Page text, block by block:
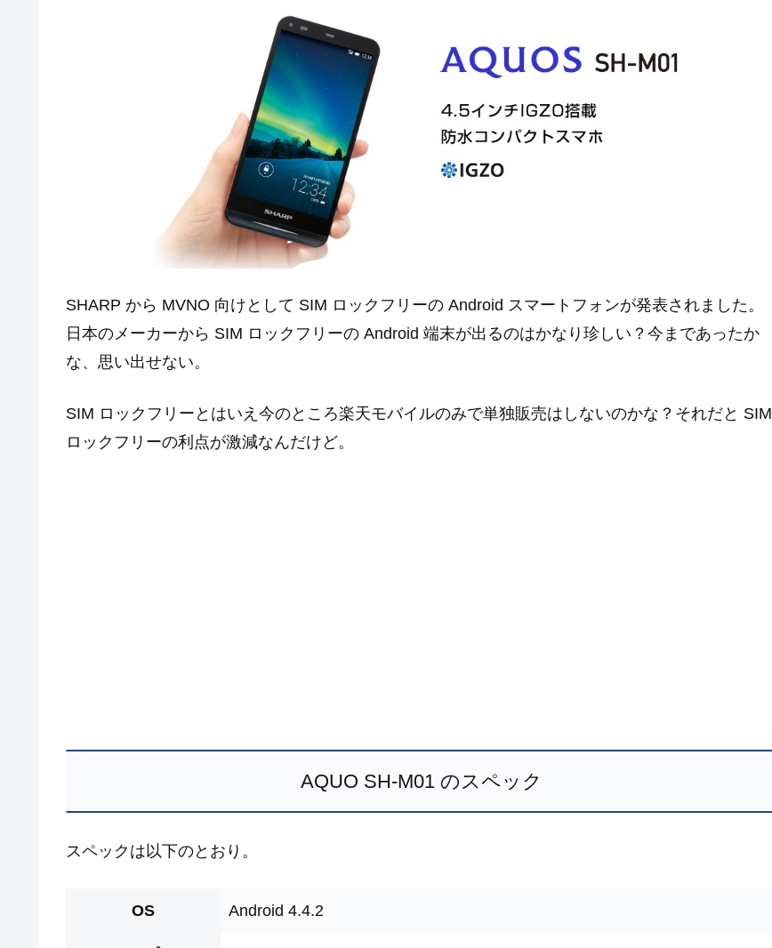
SHARP から MVNO 向けとして SIM ロックフリーの Android スマートフォンが発表されました。
日本のメーカーから SIM ロックフリーの Android 端末が出るのはかなり珍しい？今まであったか
な、思い出せない。
SIM ロックフリーとはいえ今のところ楽天モバイルのみで単独販売はしないのかな？それだと SIM
ロックフリーの利点が激減なんだけど。
AQUO SH-M01 のスペック
スペックは以下のとおり。
OS Android 4.4.2